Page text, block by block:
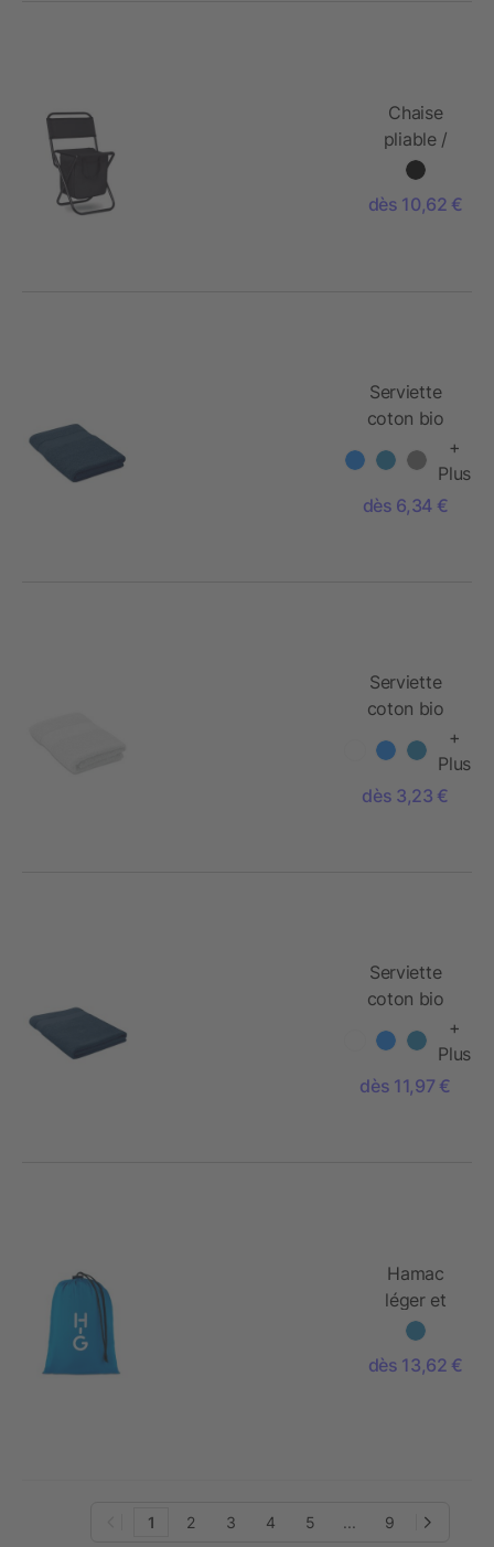
Chaise
pliable /
glacière
dès 10,62 €
Serviette
coton bio
+
Plus
dès 6,34 €
Serviette
coton bio
+
Plus
dès 3,23 €
Serviette
coton bio
+
Plus
dès 11,97 €
Hamac
léger et
pliable
dès 13,62 €
1 2 3 4 5 ... 9